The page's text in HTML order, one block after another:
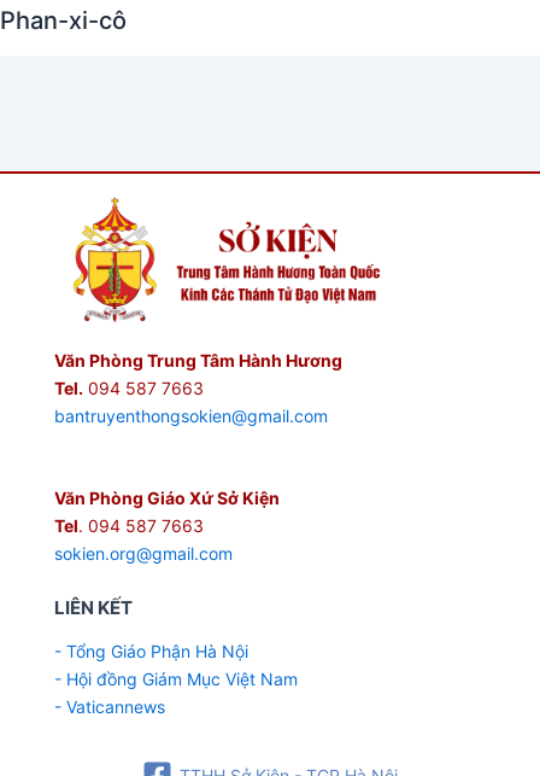
Phan-xi-cô
Văn Phòng Trung Tâm Hành Hương
Tel. 094 587 7663
bantruyenthongsokien@gmail.com
Văn Phòng Giáo Xứ Sở Kiện
Tel. 094 587 7663
sokien.org@gmail.com
LIÊN KẾT
- Tổng Giáo Phận Hà Nội
- Hội đồng Giám Mục Việt Nam
- Vaticannews